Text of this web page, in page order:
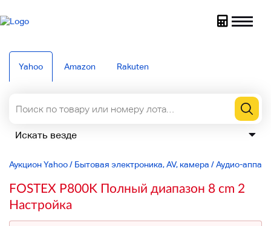
Yahoo Amazon Rakuten
Аукцион Yahoo/ Бытовая электроника, AV, камера /Аудио-
FOSTEX P800K Полный диапазон 8 cm 2
Настройка